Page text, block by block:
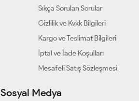
Sıkça Sorulan Sorular
Gizlilik ve Kvkk Bilgileri
Kargo ve Teslimat Bilgileri
İptal ve İade Koşulları
Mesafeli Satış Sözleşmesi
Sosyal Medya